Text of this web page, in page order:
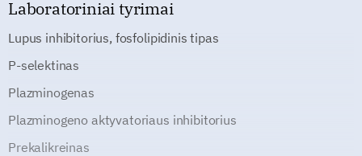
Laboratoriniai tyrimai
Lupus inhibitorius, fosfolipidinis tipas
P-selektinas
Plazminogenas
Plazminogeno aktyvatoriaus inhibitorius
Prekalikreinas